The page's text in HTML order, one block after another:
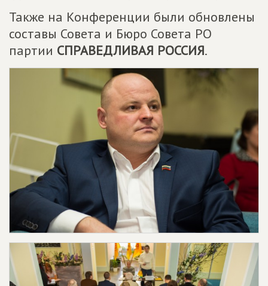
Также на Конференции были обновлены
составы Совета и Бюро Совета РО
партии СПРАВЕДЛИВАЯ РОССИЯ.